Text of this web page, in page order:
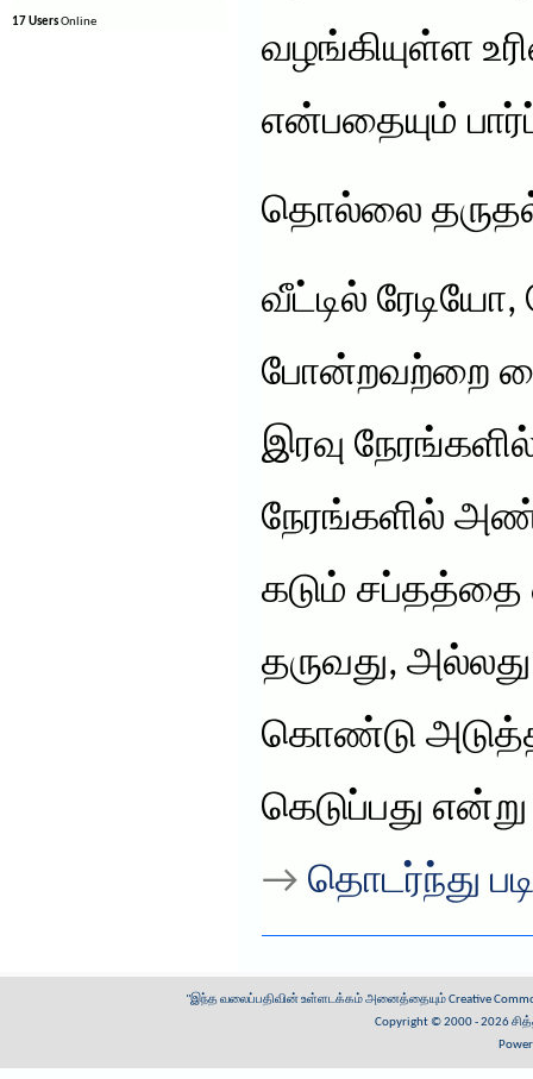
17 UsersOnline
வழங்கியுள்ள
என்பதையும்
தொல்லை
வீட்டில் ரேடியோ,
போன்றவற்றை
இரவு
நேரங்களில்
கடும்
தருவது,
கொண்டு
கெடுப்பது
→ தொடர்ந்து
"இந்த வலைப்பதிவின் உள்ளடக்கம் அனைத்தையும்Creative
Copyright © 2000 - 2026